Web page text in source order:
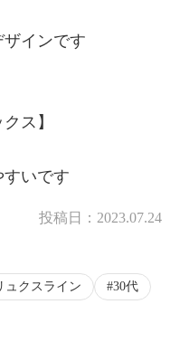
ザインです
ス】
すいです
投稿日： 2023.07.24
ュクスライン
30代